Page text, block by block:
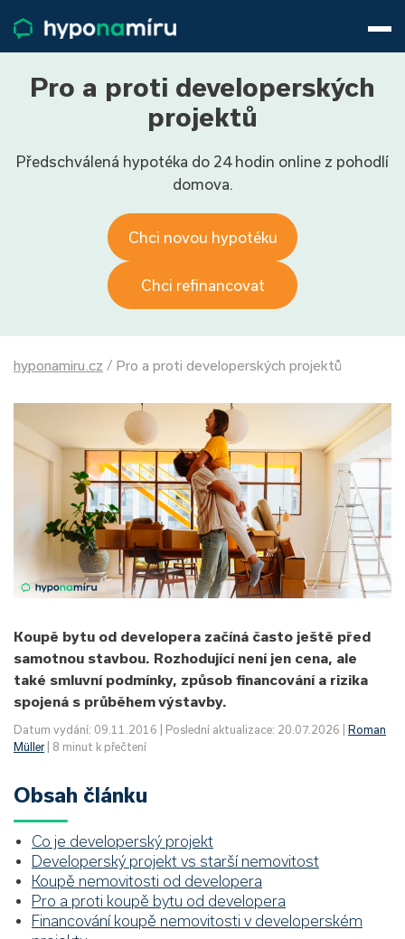
Životní pojištění
Pojištění nemovitosti
Články
800 688 388
9−16 hod.
Pro a proti developerských
projektů
Předschválená hypotéka do 24 hodin online z pohodlí
domova.
Chci novou hypotéku
Chci refinancovat
hyponamiru.cz / Pro a proti developerských projektů
Koupě bytu od developera začíná často ještě před
samotnou stavbou. Rozhodující není jen cena, ale
také smluvní podmínky, způsob financování a rizika
spojená s průběhem výstavby.
Datum vydání: 09.11.2016 | Poslední aktualizace: 20.07.2026 |
Roman
Müller| 8 minut k přečtení
Obsah článku
Co je developerský projekt
Developerský projekt vs starší nemovitost
Koupě nemovitosti od developera
Pro a proti koupě bytu od developera
Financování koupě nemovitosti v developerském